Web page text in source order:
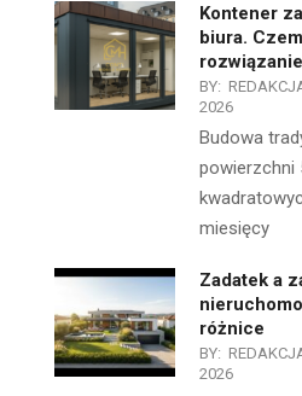
Kontener
biura.
BY:
2026
Budowa
powierzchni
miesięcy
Zadatek a
różnice
BY:
2026